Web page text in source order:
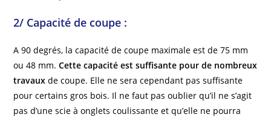
2/ Capacité de coupe :
A 90 degrés, la capacité de coupe maximale est de 75 mm
ou 48 mm.Cette capacité est suffisante pour de nombreux
travaux de coupe. Elle ne sera cependant pas suffisante
pour certains gros bois. Il ne faut pas oublier qu’il ne s’agit
pas d’une scie à onglets coulissante et qu’elle ne pourra